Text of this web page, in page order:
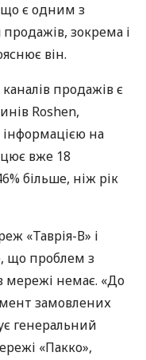
що є одним з
зокрема і
він.
продажів є
Roshen,
інформацією на
вже 18
більше, ніж рік
«Таврія-В» і
що проблем з
мережі немає. «До
замовлених
генеральний
«Пакко»,